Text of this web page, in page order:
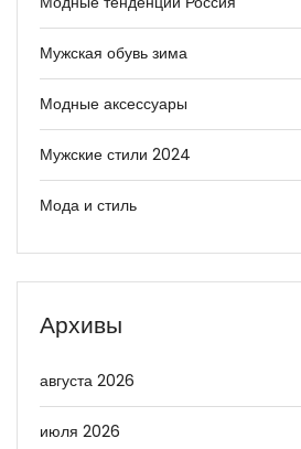
Мужская обувь зима
Модные аксессуары
Мужские стили 2024
Мода и стиль
Архивы
августа 2026
июля 2026